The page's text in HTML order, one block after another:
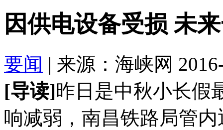
因供电设备受损 未
要闻 | 来源：海峡网
[导读]昨日是中秋小长假
响减弱，南昌铁路局管